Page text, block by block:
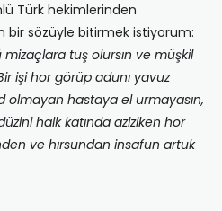
Türk hekimlerinden
bir sözüyle bitirmek istiyorum:
tuş olursın ve müşkil
işi hor görüp adunı yavuz
olmayan hastaya el urmayasın,
halk katında aziziken hor
ve hırsundan insafun artuk